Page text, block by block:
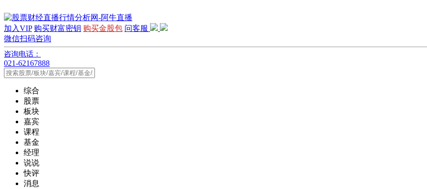
加入VIP 购买财富密钥 购买金股包 问客服
微信扫码咨询
咨询电话：
021-62167888
综合
股票
板块
嘉宾
课程
基金
经理
说说
快评
消息